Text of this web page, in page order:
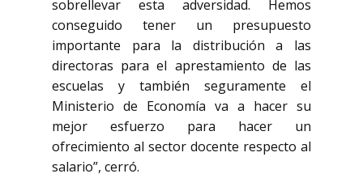
sobrellevar esta adversidad. Hemos
conseguido tener un presupuesto
importante para la distribución a las
directoras para el aprestamiento de las
escuelas y también seguramente el
Ministerio de Economía va a hacer su
mejor esfuerzo para hacer un
ofrecimiento al sector docente respecto al
salario”, cerró.